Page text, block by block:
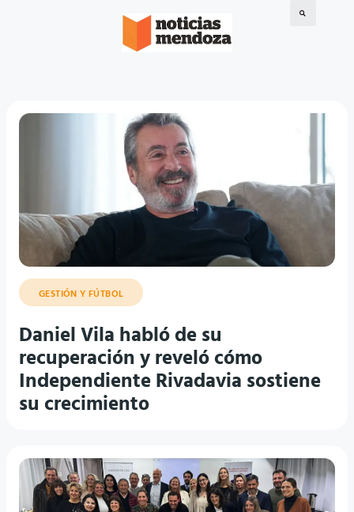
GESTIÓN Y FÚTBOL
Daniel Vila habló de su
recuperación y reveló cómo
Independiente Rivadavia sostiene
su crecimiento